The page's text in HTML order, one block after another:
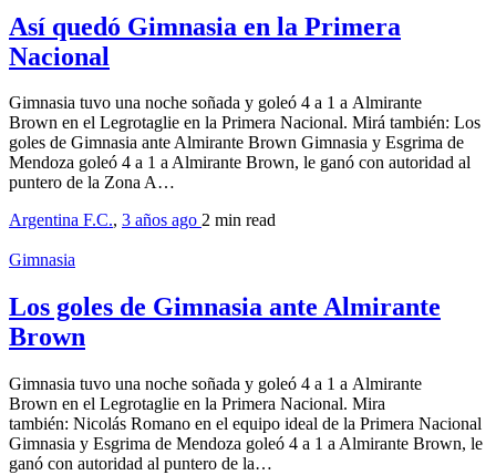
Así quedó Gimnasia en la Primera
Nacional
Gimnasia tuvo una noche soñada y goleó 4 a 1 a Almirante
Brown en el Legrotaglie en la Primera Nacional. Mirá también: Los
goles de Gimnasia ante Almirante Brown Gimnasia y Esgrima de
Mendoza goleó 4 a 1 a Almirante Brown, le ganó con autoridad al
puntero de la Zona A…
Argentina F.C., 3 años ago 2 min read
Gimnasia
Los goles de Gimnasia ante Almirante
Brown
Gimnasia tuvo una noche soñada y goleó 4 a 1 a Almirante
Brown en el Legrotaglie en la Primera Nacional. Mira
también: Nicolás Romano en el equipo ideal de la Primera Nacional
Gimnasia y Esgrima de Mendoza goleó 4 a 1 a Almirante Brown, le
ganó con autoridad al puntero de la…